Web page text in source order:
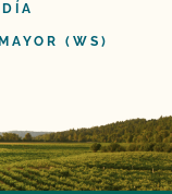
(WS)